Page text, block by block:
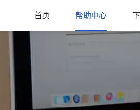
首页 帮助中心